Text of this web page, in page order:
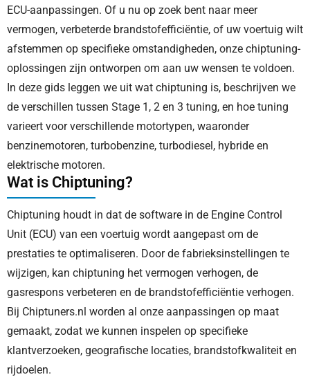
ECU-aanpassingen. Of u nu op zoek bent naar meer
vermogen, verbeterde brandstofefficiëntie, of uw voertuig wilt
afstemmen op specifieke omstandigheden, onze chiptuning-
oplossingen zijn ontworpen om aan uw wensen te voldoen.
In deze gids leggen we uit wat chiptuning is, beschrijven we
de verschillen tussen Stage 1, 2 en 3 tuning, en hoe tuning
varieert voor verschillende motortypen, waaronder
benzinemotoren, turbobenzine, turbodiesel, hybride en
elektrische motoren.
Wat is Chiptuning?
Chiptuning houdt in dat de software in de Engine Control
Unit (ECU) van een voertuig wordt aangepast om de
prestaties te optimaliseren. Door de fabrieksinstellingen te
wijzigen, kan chiptuning het vermogen verhogen, de
gasrespons verbeteren en de brandstofefficiëntie verhogen.
Bij Chiptuners.nl worden al onze aanpassingen op maat
gemaakt, zodat we kunnen inspelen op specifieke
klantverzoeken, geografische locaties, brandstofkwaliteit en
rijdoelen.